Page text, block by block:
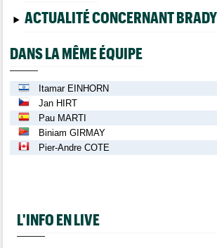
ACTUALITÉ CONCERNANT
DANS LA MÊME ÉQUIPE
Itamar EINHORN
Jan HIRT
Pau MARTI
Biniam GIRMAY
Pier-Andre COTE
L'INFO EN LIVE